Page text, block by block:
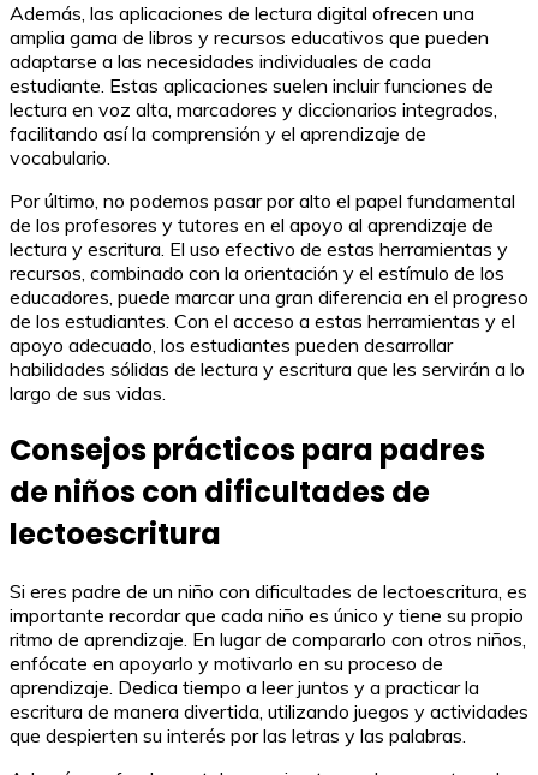
Además, las aplicaciones de lectura digital ofrecen una
amplia gama de libros y recursos educativos que pueden
adaptarse a las necesidades individuales de cada
estudiante. Estas aplicaciones suelen incluir funciones de
lectura en voz alta, marcadores y diccionarios integrados,
facilitando así la comprensión y el aprendizaje de
vocabulario.
Por último, no podemos pasar por alto el papel fundamental
de los profesores y tutores en el apoyo al aprendizaje de
lectura y escritura. El uso efectivo de estas herramientas y
recursos, combinado con la orientación y el estímulo de los
educadores, puede marcar una gran diferencia en el progreso
de los estudiantes. Con el acceso a estas herramientas y el
apoyo adecuado, los estudiantes pueden desarrollar
habilidades sólidas de lectura y escritura que les servirán a lo
largo de sus vidas.
Consejos prácticos para padres
de niños con dificultades de
lectoescritura
Si eres padre de un niño con dificultades de lectoescritura, es
importante recordar que cada niño es único y tiene su propio
ritmo de aprendizaje. En lugar de compararlo con otros niños,
enfócate en apoyarlo y motivarlo en su proceso de
aprendizaje. Dedica tiempo a leer juntos y a practicar la
escritura de manera divertida, utilizando juegos y actividades
que despierten su interés por las letras y las palabras.